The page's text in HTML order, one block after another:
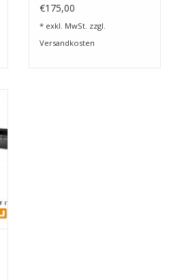
€175,00
* exkl. MwSt. zzgl.
Versandkosten